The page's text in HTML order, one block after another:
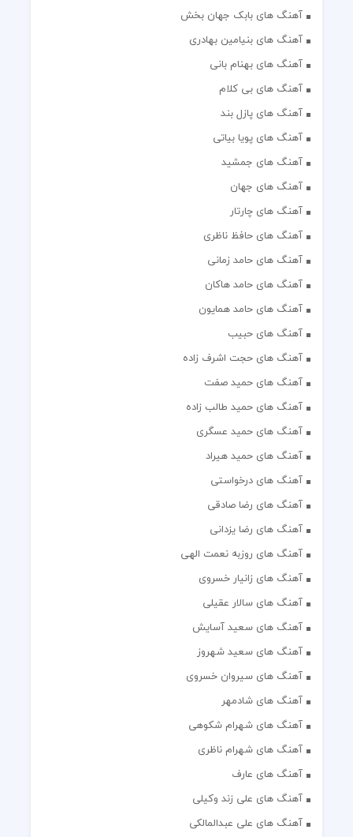
آهنگ های بابک جهان بخش
آهنگ های بنیامین بهادری
آهنگ های بهنام بانی
آهنگ های بی کلام
آهنگ های پازل بند
آهنگ های پویا بیاتی
آهنگ های جمشید
آهنگ های جهان
آهنگ های چارتار
آهنگ های حافظ ناظری
آهنگ های حامد زمانی
آهنگ های حامد هاکان
آهنگ های حامد همایون
آهنگ های حبیب
آهنگ های حجت اشرف زاده
آهنگ های حمید صفت
آهنگ های حمید طالب زاده
آهنگ های حمید عسگری
آهنگ های حمید هیراد
آهنگ های درخواستی
آهنگ های رضا صادقی
آهنگ های رضا یزدانی
آهنگ های روزبه نعمت الهی
آهنگ های زانیار خسروی
آهنگ های سالار عقیلی
آهنگ های سعید آسایش
آهنگ های سعید شهروز
آهنگ های سیروان خسروی
آهنگ های شادمهر
آهنگ های شهرام شکوهی
آهنگ های شهرام ناظری
آهنگ های عارف
آهنگ های علی زند وکیلی
آهنگ های علی عبدالمالکی